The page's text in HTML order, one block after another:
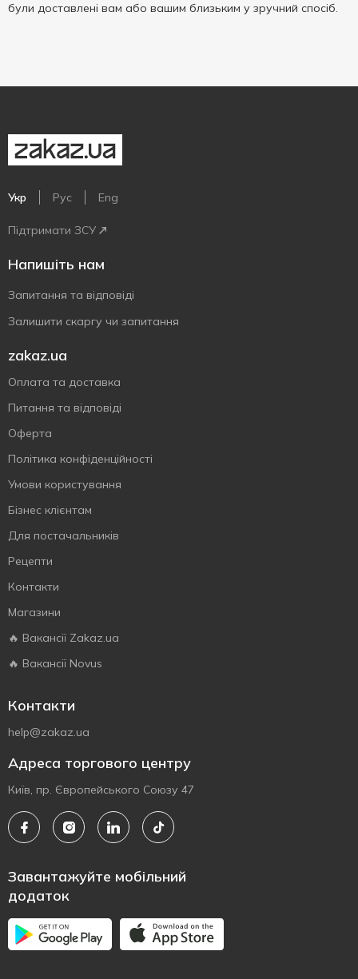
були доставлені вам або вашим близьким у зручний спосіб.
Укр Рус Eng
Підтримати ЗСУ
Напишіть нам
Запитання та відповіді
Залишити скаргу чи запитання
zakaz.ua
Оплата та доставка
Питання та відповіді
Оферта
Політика конфіденційності
Умови користування
Бізнес клієнтам
Для постачальників
Рецепти
Контакти
Магазини
🔥 Вакансії Zakaz.ua
🔥 Вакансії Novus
Контакти
help@zakaz.ua
Адреса торгового центру
Київ, пр. Європейського Союзу 47
Завантажуйте мобільний
додаток